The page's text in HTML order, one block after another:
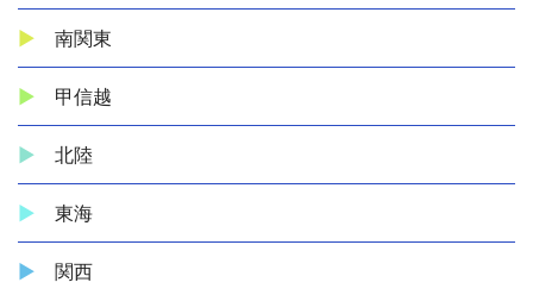
南関東
甲信越
北陸
東海
関西